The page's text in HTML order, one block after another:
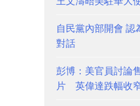
自民黨內部開會 認
對話
彭博：美官員討論
片 英偉達跌幅收